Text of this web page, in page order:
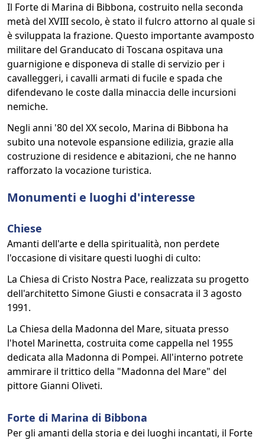
Il Forte di Marina di Bibbona, costruito nella seconda
metà del XVIII secolo, è stato il fulcro attorno al quale si
è sviluppata la frazione. Questo importante avamposto
militare del Granducato di Toscana ospitava una
guarnigione e disponeva di stalle di servizio per i
cavalleggeri, i cavalli armati di fucile e spada che
difendevano le coste dalla minaccia delle incursioni
nemiche.
Negli anni '80 del XX secolo, Marina di Bibbona ha
subito una notevole espansione edilizia, grazie alla
costruzione di residence e abitazioni, che ne hanno
rafforzato la vocazione turistica.
Monumenti e luoghi d'interesse
Chiese
Amanti dell'arte e della spiritualità, non perdete
l'occasione di visitare questi luoghi di culto:
La Chiesa di Cristo Nostra Pace, realizzata su progetto
dell'architetto Simone Giusti e consacrata il 3 agosto
1991.
La Chiesa della Madonna del Mare, situata presso
l'hotel Marinetta, costruita come cappella nel 1955
dedicata alla Madonna di Pompei. All'interno potrete
ammirare il trittico della "Madonna del Mare" del
pittore Gianni Oliveti.
Forte di Marina di Bibbona
Per gli amanti della storia e dei luoghi incantati, il Forte